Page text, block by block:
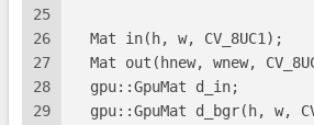
25
26
27
28
29
  Mat in(h, w, CV_8UC1);
Mat out(hnew, wnew,
  gpu::GpuMat d_in;
gpu::GpuMat d_bgr(h, w,